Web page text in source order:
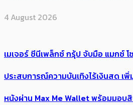
4 August 2026
เมเจอร์ ซีนีเพล็กซ์ กรุ้ป จับมือ แมกซ์
ประสบการณ์ความบันเทิงไร้เงินสด เ
หนังผ่าน Max Me Wallet พร้อมมอบ